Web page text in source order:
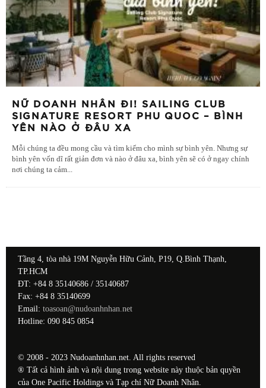
NỮ DOANH NHÂN ĐI! SAILING CLUB
SIGNATURE RESORT PHU QUOC – BÌNH
YÊN NÀO Ở ĐÂU XA
Mỗi chúng ta đều mong cầu và tìm kiếm cho mình sự bình yên. Nhưng sự
bình yên vốn dĩ rất giản đơn và nào ở đâu xa, bình yên sẽ có ở ngay chính
nơi chúng ta cảm...
Tầng 4, tòa nhà 19M Nguyễn Hữu Cảnh, P19, Q.Bình Thạnh,
TP.HCM
ĐT: +84 8 35140686 / 35140687
Fax: +84 8 35140699
Email: toasoan@nudoanhnhan.net
Hotline: 090 845 0854
© 2008 - 2023 Nudoanhnhan.net. All rights reserved
® Tất cả hình ảnh và nội dung trong website này thuộc bản quyền
của One Pacific Holdings và Tạp chí Nữ Doanh Nhân.